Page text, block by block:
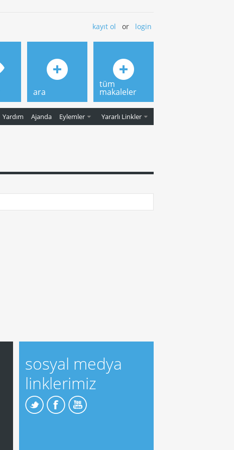
kayıt ol or login
Yardım Ajanda Eylemler Yararlı Linkler
ara
tüm
makaleler
sosyal medya
linklerimiz